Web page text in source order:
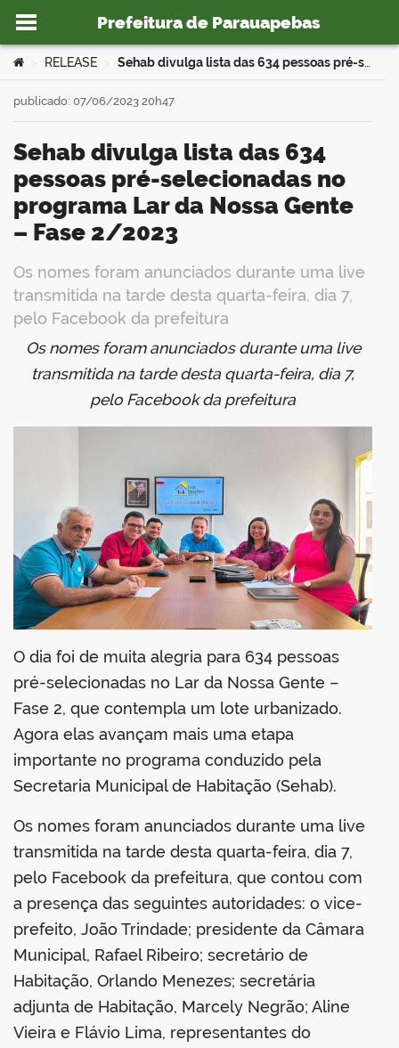
Ir para o conteúdo
Prefeitura de Parauapebas
portal
Você está aqui:
RELEASE Sehab divulga lista das 634 pessoas pré-selecionadas no programa Lar da Nossa Gente – Fase 2/2023
Sehab divulga lista das 634
pessoas pré-selecionadas no
programa Lar da Nossa Gente
– Fase 2/2023
Os nomes foram anunciados durante uma live
transmitida na tarde desta quarta-feira, dia 7,
pelo Facebook da prefeitura
publicado: 07/06/2023 20h47
Os nomes foram anunciados durante uma live
transmitida na tarde desta quarta-feira, dia 7,
pelo Facebook da prefeitura
O dia foi de muita alegria para 634 pessoas
pré-selecionadas no Lar da Nossa Gente –
Fase 2, que contempla um lote urbanizado.
Agora elas avançam mais uma etapa
importante no programa conduzido pela
Secretaria Municipal de Habitação (Sehab).
Os nomes foram anunciados durante uma live
transmitida na tarde desta quarta-feira, dia 7,
pelo Facebook da prefeitura, que contou com
a presença das seguintes autoridades: o vice-
prefeito, João Trindade; presidente da Câmara
Municipal, Rafael Ribeiro; secretário de
Habitação, Orlando Menezes; secretária
adjunta de Habitação, Marcely Negrão; Aline
Vieira e Flávio Lima, representantes do